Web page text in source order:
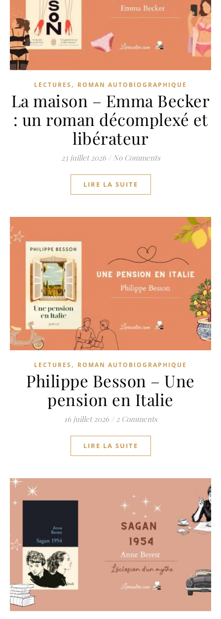
LECTURES , ROMAN AUTOBIOGRAPHIQUE
La maison – Emma Becker
: un roman décomplexé et
libérateur
23 juillet 2026 / No Comments
LIRE LA SUITE
LECTURES , ROMAN AUTOBIOGRAPHIQUE
Philippe Besson – Une
pension en Italie
16 juillet 2026 / 2 Comments
LIRE LA SUITE